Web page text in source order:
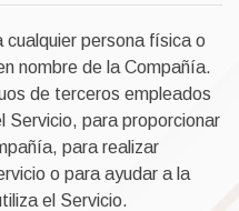
cualquier persona física o
nombre de la Compañía.
de terceros empleados
Servicio, para proporcionar
para realizar
o para ayudar a la
el Servicio.